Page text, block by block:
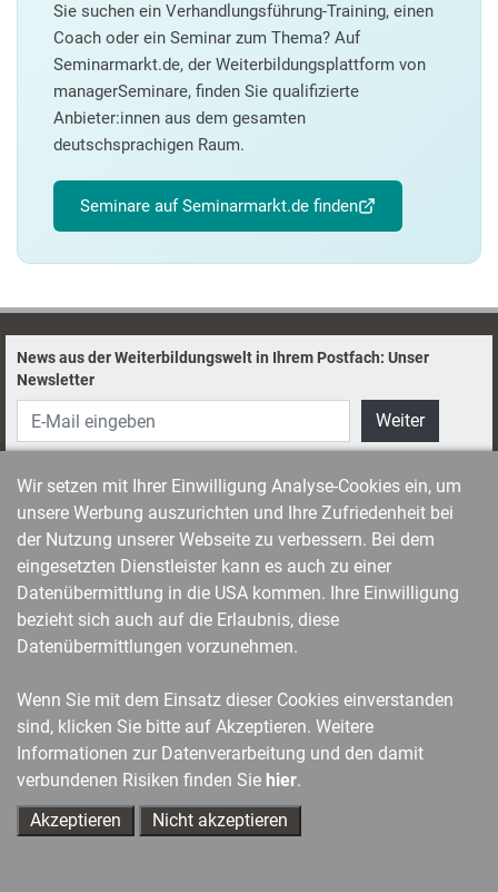
Sie suchen ein Verhandlungsführung-Training, einen
Coach oder ein Seminar zum Thema? Auf
Seminarmarkt.de, der Weiterbildungsplattform von
managerSeminare, finden Sie qualifizierte
Anbieter:innen aus dem gesamten
deutschsprachigen Raum.
Seminare auf Seminarmarkt.de finden
News aus der Weiterbildungswelt in Ihrem Postfach: Unser
Newsletter
Weiter
Führung
managerSeminare Magazin
Leadership-Medien
Self-Leadership
Training
Training aktuell Magazin
Trainingsmedien
Wir setzen mit Ihrer Einwilligung Analyse-Cookies ein, um
unsere Werbung auszurichten und Ihre Zufriedenheit bei
der Nutzung unserer Webseite zu verbessern. Bei dem
eingesetzten Dienstleister kann es auch zu einer
Datenübermittlung in die USA kommen. Ihre Einwilligung
bezieht sich auch auf die Erlaubnis, diese
Datenübermittlungen vorzunehmen.
Wenn Sie mit dem Einsatz dieser Cookies einverstanden
sind, klicken Sie bitte auf Akzeptieren. Weitere
Informationen zur Datenverarbeitung und den damit
verbundenen Risiken finden Sie hier.
Akzeptieren
Nicht akzeptieren